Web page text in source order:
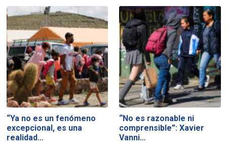
“Ya no es un fenómeno
excepcional, es una
realidad…
“No es razonable ni
comprensible”: Xavier
Vanni…